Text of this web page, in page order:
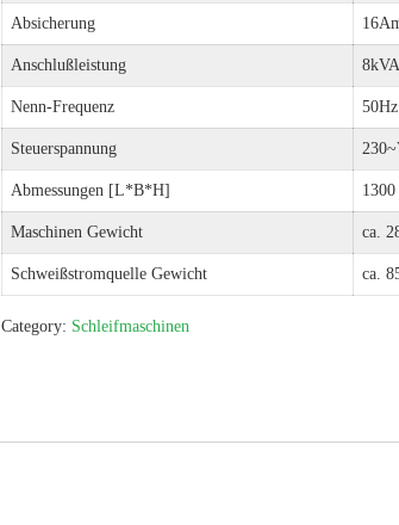
Absicherung
Anschlußleistung 8kVA
Nenn-Frequenz 50Hz
Steuerspannung
Abmessungen [L*B*H]
Maschinen Gewicht ca.
Schweißstromquelle Gewicht ca.
Category: Schleifmaschinen